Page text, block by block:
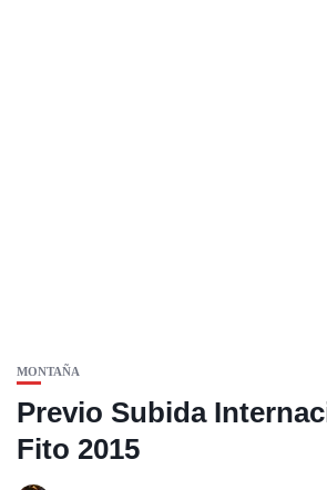
MONTAÑA
Previo Subida
Fito 2015